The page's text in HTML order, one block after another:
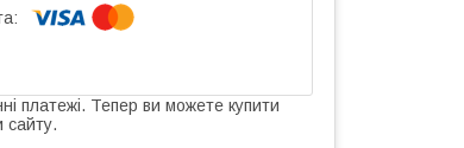
платежі. Тепер ви можете купити
сайту.